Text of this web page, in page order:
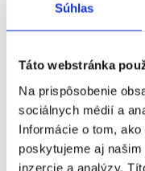
Súhlas
Táto webstránka
Na prispôsobenie
sociálnych médií a
Informácie o tom,
poskytujeme aj
inzercie a analýzy.
Práca
Vizitka
Články
Kontakt
Katalógové